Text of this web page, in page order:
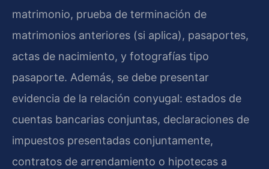
matrimonio, prueba de terminación de
matrimonios anteriores (si aplica), pasaportes,
actas de nacimiento, y fotografías tipo
pasaporte. Además, se debe presentar
evidencia de la relación conyugal: estados de
cuentas bancarias conjuntas, declaraciones de
impuestos presentadas conjuntamente,
contratos de arrendamiento o hipotecas a